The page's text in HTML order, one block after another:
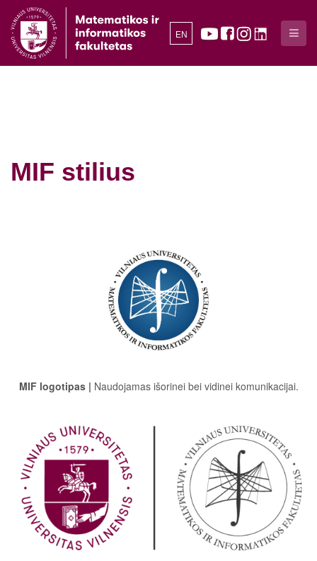
EN
MIF stilius
MIF logotipas | Naudojamas išorinei bei vidinei komunikacijai.